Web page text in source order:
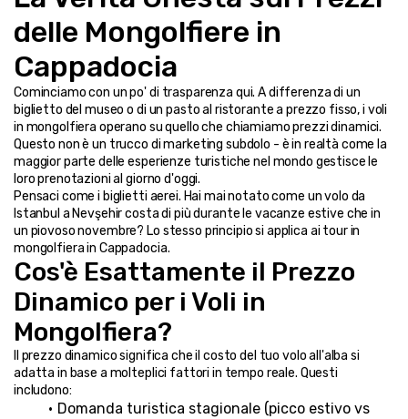
delle Mongolfiere in
Cappadocia
Cominciamo con un po' di trasparenza qui. A differenza di un
biglietto del museo o di un pasto al ristorante a prezzo fisso, i voli
in mongolfiera operano su quello che chiamiamo prezzi dinamici.
Questo non è un trucco di marketing subdolo - è in realtà come la
maggior parte delle esperienze turistiche nel mondo gestisce le
loro prenotazioni al giorno d'oggi.
Pensaci come i biglietti aerei. Hai mai notato come un volo da
Istanbul a Nevşehir costa di più durante le vacanze estive che in
un piovoso novembre? Lo stesso principio si applica ai tour in
mongolfiera in Cappadocia.
Cos'è Esattamente il Prezzo
Dinamico per i Voli in
Mongolfiera?
Il prezzo dinamico significa che il costo del tuo volo all'alba si
adatta in base a molteplici fattori in tempo reale. Questi
includono:
Domanda turistica stagionale (picco estivo vs